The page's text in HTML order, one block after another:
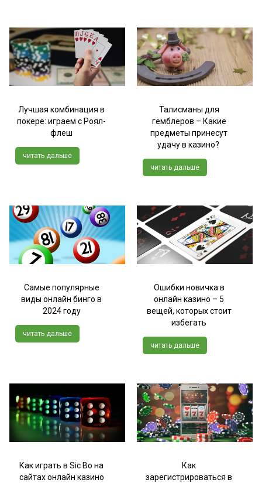
Лучшая комбинация в
покере: играем с Роял-
флеш
читать дальше
Талисманы для
гемблеров – Какие
предметы принесут
удачу в казино?
читать дальше
Самые популярные
виды онлайн бинго в
2024 году
читать дальше
Ошибки новичка в
онлайн казино – 5
вещей, которых стоит
избегать
читать дальше
Как играть в Sic Bo на
сайтах онлайн казино
Как
зарегистрироваться в